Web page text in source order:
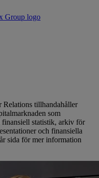
Relations tillhandahåller
som
finansiell statistik, arkiv för
och finansiella
sida för mer information